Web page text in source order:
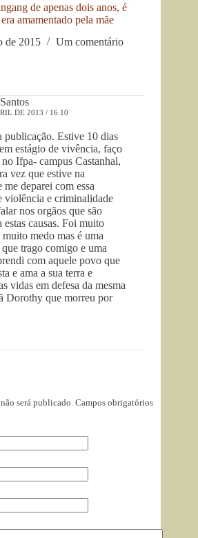
de apenas dois anos, é
amamentado pela mãe
de 2015
Um comentário
DE 2013 / 16:10
publicação. Estive 10 dias
estágio de vivência, faço
Ifpa- campus Castanhal,
vez que estive na
deparei com essa
violência e criminalidade
nos orgãos que são
estas causas. Foi muito
medo mas é uma
trago comigo e uma
com aquele povo que
e ama a sua terra e
vidas em defesa da mesma
Dorothy que morreu por
será publicado. Campos obrigatórios